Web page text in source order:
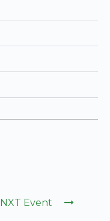
NXT Event